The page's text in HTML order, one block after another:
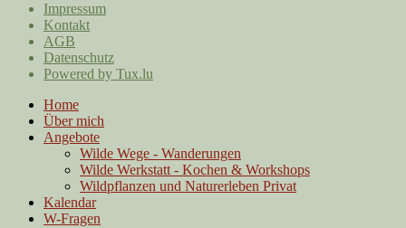
Impressum
Kontakt
AGB
Datenschutz
Powered by Tux.lu
Home
Über mich
Angebote
Wilde Wege - Wanderungen
Wilde Werkstatt - Kochen & Workshops
Wildpflanzen und Naturerleben Privat
Kalendar
W-Fragen